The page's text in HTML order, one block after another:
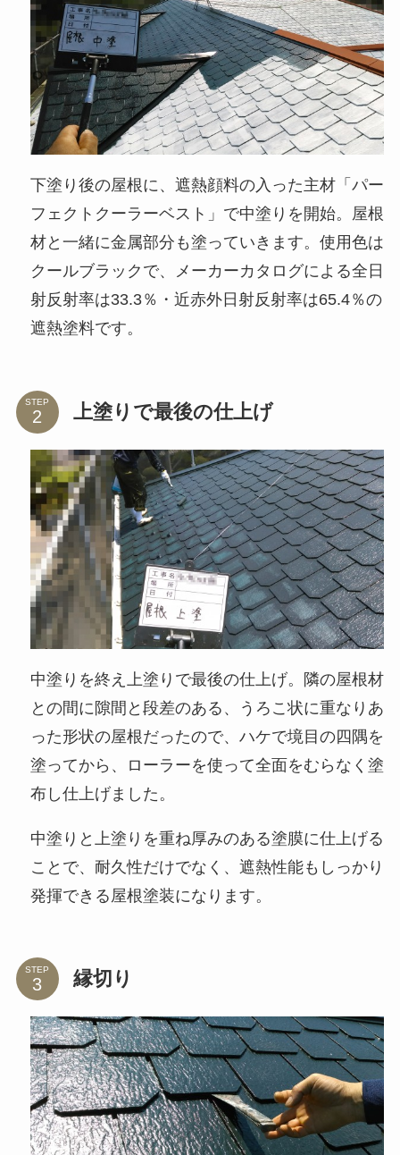
下塗り後の屋根に、遮熱顔料の入った主材「パー
フェクトクーラーベスト」で中塗りを開始。屋根
材と一緒に金属部分も塗っていきます。使用色は
クールブラックで、メーカーカタログによる全日
射反射率は33.3％・近赤外日射反射率は65.4％の
遮熱塗料です。
STEP 上塗りで最後の仕上げ
中塗りを終え上塗りで最後の仕上げ。隣の屋根材
との間に隙間と段差のある、うろこ状に重なりあ
った形状の屋根だったので、ハケで境目の四隅を
塗ってから、ローラーを使って全面をむらなく塗
布し仕上げました。
中塗りと上塗りを重ね厚みのある塗膜に仕上げる
ことで、耐久性だけでなく、遮熱性能もしっかり
発揮できる屋根塗装になります。
STEP 縁切り